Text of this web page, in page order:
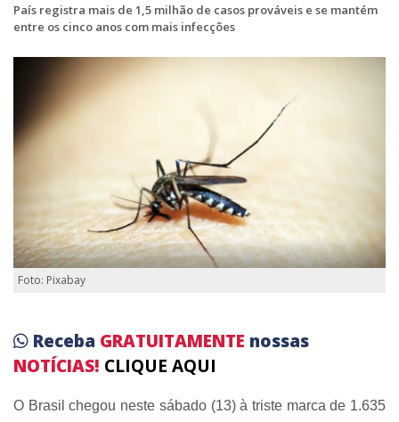
País registra mais de 1,5 milhão de casos prováveis e se mantém
entre os cinco anos com mais infecções
Foto: Pixabay
Receba GRATUITAMENTE nossas
NOTÍCIAS! CLIQUE AQUI
O Brasil chegou neste sábado (13) à triste marca de 1.635